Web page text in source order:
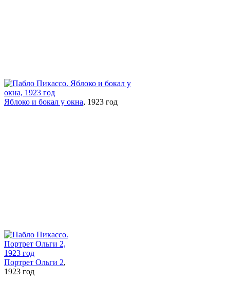
Яблоко и бокал у окна, 1923 год
Портрет Ольги 2,
1923 год